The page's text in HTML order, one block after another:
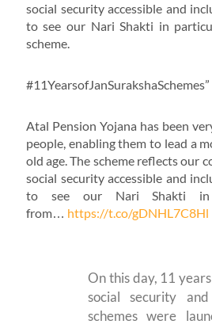
social security accessible and
to see our Nari Shakti in
scheme.
#11YearsofJanSurakshaSchemes”
Atal Pension Yojana has been
people, enabling them to lead a
old age. The scheme reflects our
social security accessible and
to see our Nari Shakti in
from… https://t.co/gDNHL7C8Hl
On this day, 11
social security and
schemes were